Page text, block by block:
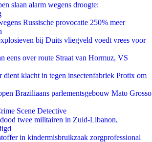
slaan alarm wegens droogte:
Russische provocatie 250% meer
bij Duits vliegveld voedt vrees voor
eens over route Straat van Hormuz, VS
dient klacht in tegen insectenfabriek Protix om
Braziliaans parlementsgebouw Mato Grosso
Scene Detective
twee militairen in Zuid-Libanon,
in kindermisbruikzaak zorgprofessional